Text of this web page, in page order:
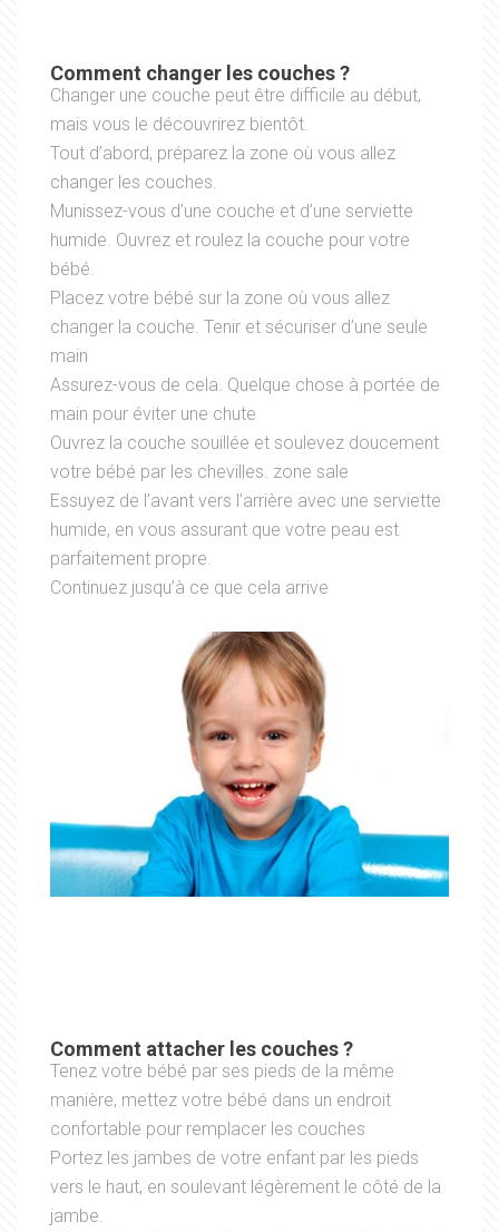
Comment changer les couches ?
Changer une couche peut être difficile au début,
mais vous le découvrirez bientôt.
Tout d’abord, préparez la zone où vous allez
changer les couches.
Munissez-vous d’une couche et d’une serviette
humide. Ouvrez et roulez la couche pour votre
bébé.
Placez votre bébé sur la zone où vous allez
changer la couche. Tenir et sécuriser d’une seule
main
Assurez-vous de cela. Quelque chose à portée de
main pour éviter une chute
Ouvrez la couche souillée et soulevez doucement
votre bébé par les chevilles. zone sale
Essuyez de l’avant vers l’arrière avec une serviette
humide, en vous assurant que votre peau est
parfaitement propre.
Continuez jusqu’à ce que cela arrive
Comment attacher les couches ?
Tenez votre bébé par ses pieds de la même
manière, mettez votre bébé dans un endroit
confortable pour remplacer les couches
Portez les jambes de votre enfant par les pieds
vers le haut, en soulevant légèrement le côté de la
jambe.